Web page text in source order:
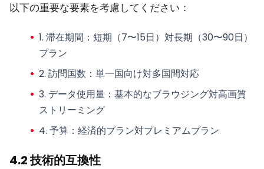
以下の重要な要素を考慮してください：
1. 滞在期間 ：短期（7〜15日）対長期（30〜90日）
プラン
2. 訪問国数：単一国向け対多国間対応
3. データ使用量：基本的なブラウジング対高画質
ストリーミング
4. 予算：経済的プラン対プレミアムプラン
4.2 技術的互換性